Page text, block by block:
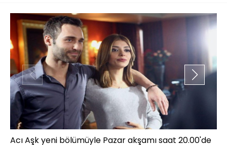
Acı Aşk yeni bölümüyle Pazar akşamı saat 20.00'de